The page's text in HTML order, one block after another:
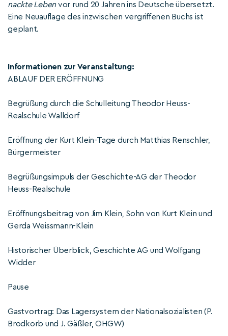
nackte Leben vor rund 20 Jahren ins Deutsche übersetzt.
Eine Neuauflage des inzwischen vergriffenen Buchs ist
geplant.
Informationen zur Veranstaltung:
ABLAUF DER ERÖFFNUNG
Begrüßung durch die Schulleitung Theodor Heuss-
Realschule Walldorf
Eröffnung der Kurt Klein-Tage durch Matthias Renschler,
Bürgermeister
Begrüßungsimpuls der Geschichte-AG der Theodor
Heuss-Realschule
Eröffnungsbeitrag von Jim Klein, Sohn von Kurt Klein und
Gerda Weissmann-Klein
Historischer Überblick, Geschichte AG und Wolfgang
Widder
Pause
Gastvortrag: Das Lagersystem der Nationalsozialisten (P.
Brodkorb und J. Gäßler, OHGW)